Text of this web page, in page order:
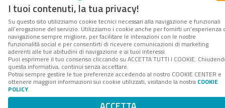
I tuoi contenuti, la tua privacy!
Su questo sito utilizziamo cookie tecnici necessari alla navigazione e funzionali
all’erogazione del servizio. Utilizziamo i cookie anche per fornirti un’esperienza
navigazione sempre migliore, per facilitare le interazioni con le nostre
funzionalità social e per consentirti di ricevere comunicazioni di marketing
aderenti alle tue abitudini di navigazione e ai tuoi interessi.
Puoi esprimere il tuo consenso cliccando su ACCETTA TUTTI I COOKIE.
questa informativa, continui senza accettare.
Potrai sempre gestire le tue preferenze accedendo al nostro COOKIE CENTER e
ottenere maggiori informazioni sui cookie utilizzati, visitando la nostra COOKIE
POLICY.